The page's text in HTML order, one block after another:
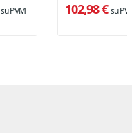
su PVM 102,98 € su